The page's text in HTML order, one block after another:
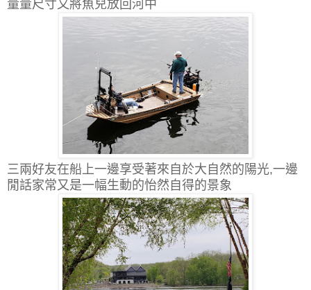
量量尺寸又將魚兒放回河中
三兩好友在船上一邊享受著來自於大自然的陽光,一邊
閒話家常又是一幅生動的怡然自得的景象